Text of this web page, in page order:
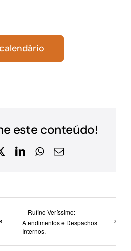
este conteúdo!
X LinkedInWhatsApp
E-
Rufino Veríssimo:
Atendimentos e Despachos
Internos.